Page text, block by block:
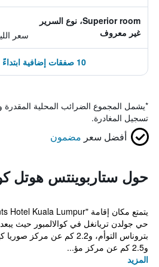
Superior room، نوع السرير
غير معروف
سعر
10 صفقات إضافية ابتداءً من 99 ﷼
*يشمل المجموع الضرائب المحلية
تسجيل المغادرة.
أفضل سعر مضمون
حول ستاربوينتس هوتل
بتروناس التوأم، و2.2 كم عن
و2.5 كم عن مركز مؤ...
المزيد